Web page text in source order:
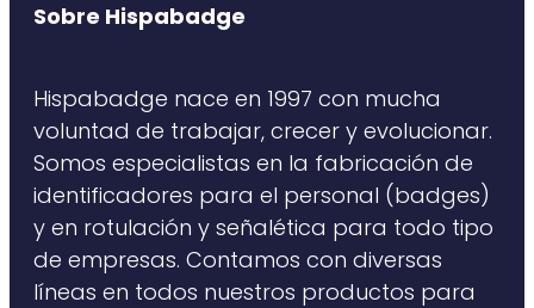
Sobre Hispabadge
Hispabadge nace en 1997 con mucha
voluntad de trabajar, crecer y evolucionar.
Somos especialistas en la fabricación de
identificadores para el personal (badges)
y en rotulación y señalética para todo tipo
de empresas. Contamos con diversas
líneas en todos nuestros productos para